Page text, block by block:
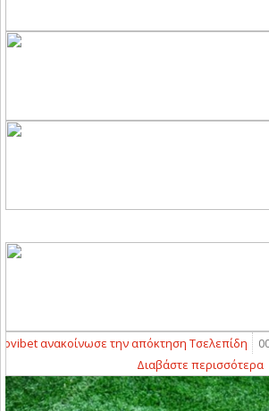
ανακοίνωσε την απόκτηση Τσελεπίδη 00:00
Διαβάστε περισσότερα